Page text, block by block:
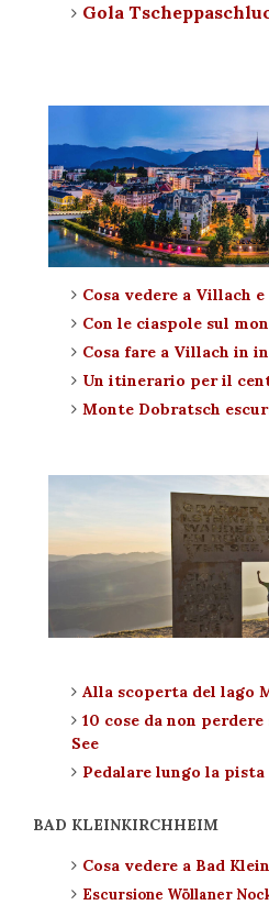
Gola
Cosa vedere a Villach
Con le ciaspole sul
Cosa fare a Villach in
Un itinerario per il
Monte Dobratsch
Alla scoperta del lago
10 cose da non
See
Pedalare lungo la
BAD KLEINKIRCHHEIM
Cosa vedere a Bad
Escursione Wöllaner